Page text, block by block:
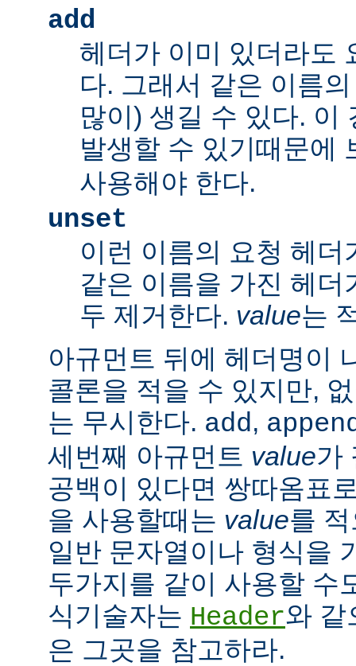
add
헤더가 이미 있더라도
다. 그래서 같은 이름
많이) 생길 수 있다. 이
발생할 수 있기때문에
사용해야 한다.
unset
이런 이름의 요청 헤
같은 이름을 가진 헤
두 제거한다. value는
아규먼트 뒤에 헤더명이
콜론을 적을 수 있지만,
는 무시한다. add,
세번째 아규먼트 value가
공백이 있다면 쌍따옴표
을 사용할때는 value를
일반 문자열이나 형식을
두가지를 같이 사용할 수
식기술자는 Header와 같
은 그곳을 참고하라.